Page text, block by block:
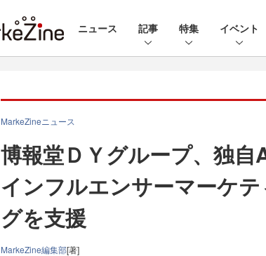
ニュース 記事 特集 イベント
MarkeZineニュース
博報堂ＤＹグループ、独自
インフルエンサーマーケ
グを支援
MarkeZine編集部[著]